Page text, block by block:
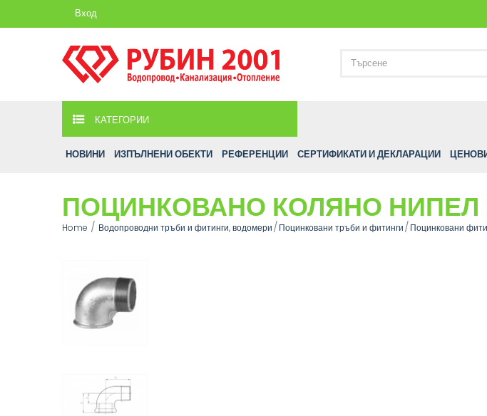
Вход
КАТЕГОРИИ
НОВИНИ ИЗПЪЛНЕНИ ОБЕКТИ РЕФЕРЕНЦИИ СЕРТИФИКАТИ И ДЕКЛАРАЦИИ
ПОЦИНКОВАНО КОЛЯНО НИПЕЛ
Home Водопроводни тръби и фитинги, водомери Поцинковани тръби и фитинги Поцинковани